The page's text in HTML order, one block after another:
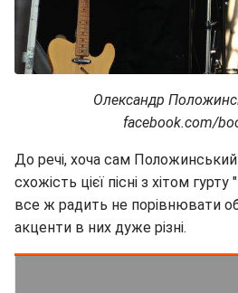
Олександр
facebook.com/
До речі, хоча сам
схожість цієї пісні з хітом
все ж радить не порівнювати
акценти в них дуже різні.